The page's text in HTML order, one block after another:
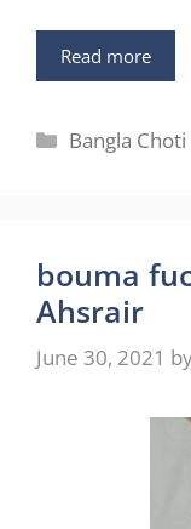
Read more
Categories
Bangla Choti
bouma fuck
Ahsrair
June 30, 2021